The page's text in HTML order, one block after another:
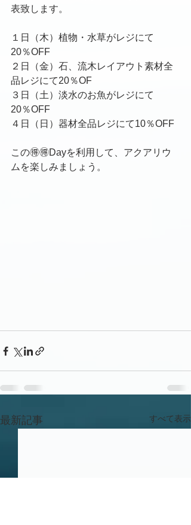
表致します。
１日（木）植物・水草がレジにて
20％OFF
２日（金）石、流木レイアウト素材全
品レジにて20％OF
３日（土）淡水のお魚がレジにて
20％OFF
４日（日）器材全品レジにて10％OFF
この🉐🉐Dayを利用して、アクアリウ
ムを楽しみましょう。
最新記事 すべて表示